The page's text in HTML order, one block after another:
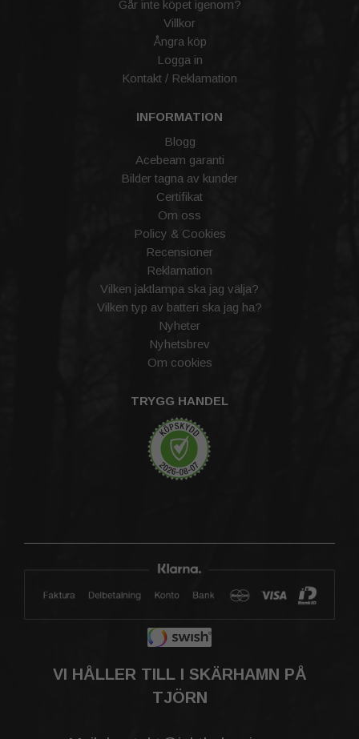
Går inte köpet igenom?
Villkor
Ångra köp
Logga in
Kontakt / Reklamation
INFORMATION
Blogg
Acebeam garanti
Bilder tagna av kunder
Certifikat
Om oss
Policy & Cookies
Recensioner
Reklamation
Vilken jaktlampa ska jag välja?
Vilken typ av batteri ska jag ha?
Nyheter
Nyhetsbrev
Om cookies
TRYGG HANDEL
VI HÅLLER TILL I SKÄRHAMN PÅ
TJÖRN